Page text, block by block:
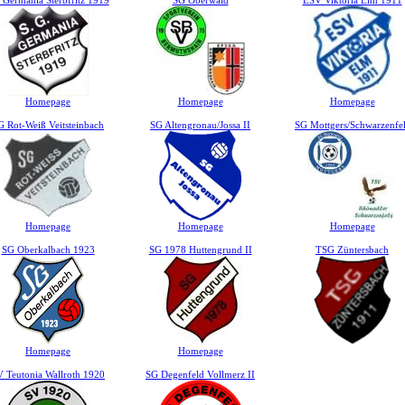
Homepage Homepage Homepage
Rot-Weiß Veitsteinbach
Homepage
SG Altengronau/Jossa II
Homepage
SG Mottgers/
Homepage
SG Oberkalbach 1923
Homepage
SG 1978 Huttengrund II
Homepage
TSG Züntersbach
Teutonia Wallroth 1920 SG Degenfeld Vollmerz II